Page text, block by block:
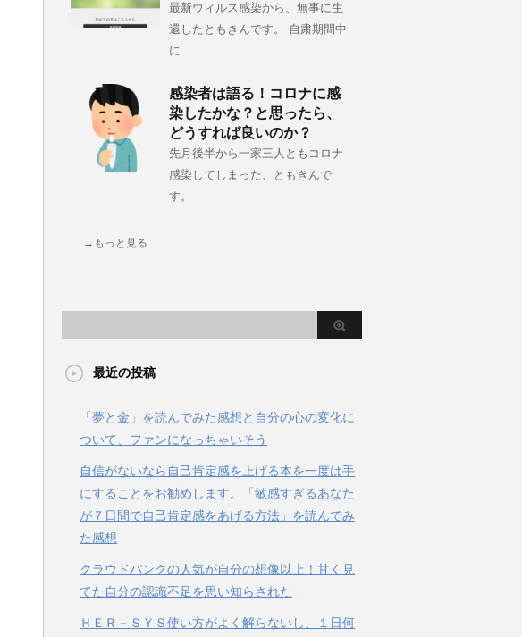
最新ウィルス感染から、無事に生
還したともきんです。 自粛期間中
に
感染者は語る！コロナに感
染したかな？と思ったら、
どうすれば良いのか？
先月後半から一家三人ともコロナ
感染してしまった、ともきんで
す。
→もっと見る
最近の投稿
「夢と金」を読んでみた感想と自分の心の変化に
ついて、ファンになっちゃいそう
自信がないなら自己肯定感を上げる本を一度は手
にすることをお勧めします。「敏感すぎるあなた
が７日間で自己肯定感をあげる方法」を読んでみ
た感想
クラウドバンクの人気が自分の想像以上！甘く見
てた自分の認識不足を思い知らされた
ＨＥＲ－ＳＹＳ使い方がよく解らないし、１日何